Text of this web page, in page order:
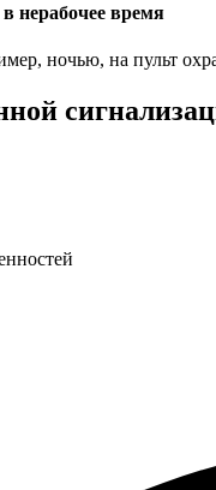
нерабочее время
ночью, на пульт